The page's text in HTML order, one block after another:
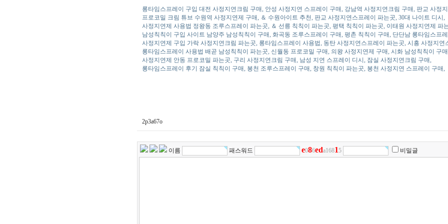
롱타임스프레이 구입 대전 사정지연크림 구매, 안성 사정지연 스프레이 구매, 강남역 사정지연크림 구매, 판교 사정
프로코밀 크림 튜브 수원역 사정지연제 구매, ＆ 수원아이트 추천, 판교 사정지연스프레이 파는곳, 30대 나이트 디시,
사정지연제 사용법 정왕동 조루스프레이 파는곳, ＆ 선릉 칙칙이 파는곳, 평택 칙칙이 파는곳, 이태원 사정지연제 파
남성칙칙이 구입 사이트 남양주 남성칙칙이 구매, 화곡동 조루스프레이 구매, 평촌 칙칙이 구매, 단단남 롱타임스프
사정지연제 구입 가락 사정지연크림 파는곳, 롱타임스프레이 사용법, 동탄 사정지연스프레이 파는곳, 시흥 사정지연
롱타임스프레이 사용법 배곧 남성칙칙이 파는곳, 신월동 프로코밀 구매, 의왕 사정지연제 구매, 시화 남성칙칙이 구
사정지연제 안동 프로코밀 파는곳, 구리 사정지연크림 구매, 남성 지연 스프레이 디시, 잠실 사정지연크림 구매,
롱타임스프레이 후기 잠실 칙칙이 구매, 봉천 조루스프레이 구매, 창원 칙칙이 파는곳, 봉천 사정지연 스프레이 구매,
2p3a67o
이름 패스워드 e086eda16815 비밀글